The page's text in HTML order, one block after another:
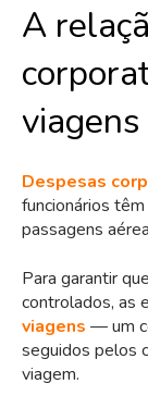
A
viagens
Despesas
funcionários
passagens
Para garantir
controlados, as
viagens — um
seguidos pelos
viagem.